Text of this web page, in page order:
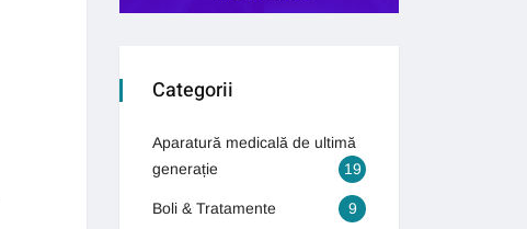
Categorii
Aparatură medicală de ultimă
generație
19
Boli & Tratamente 9